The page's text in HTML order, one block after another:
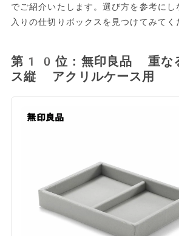
でご紹介いたします。選び方を参考にし
入りの仕切りボックスを見つけてみてく
第10位：無印良品 重な
ス縦 アクリルケース用